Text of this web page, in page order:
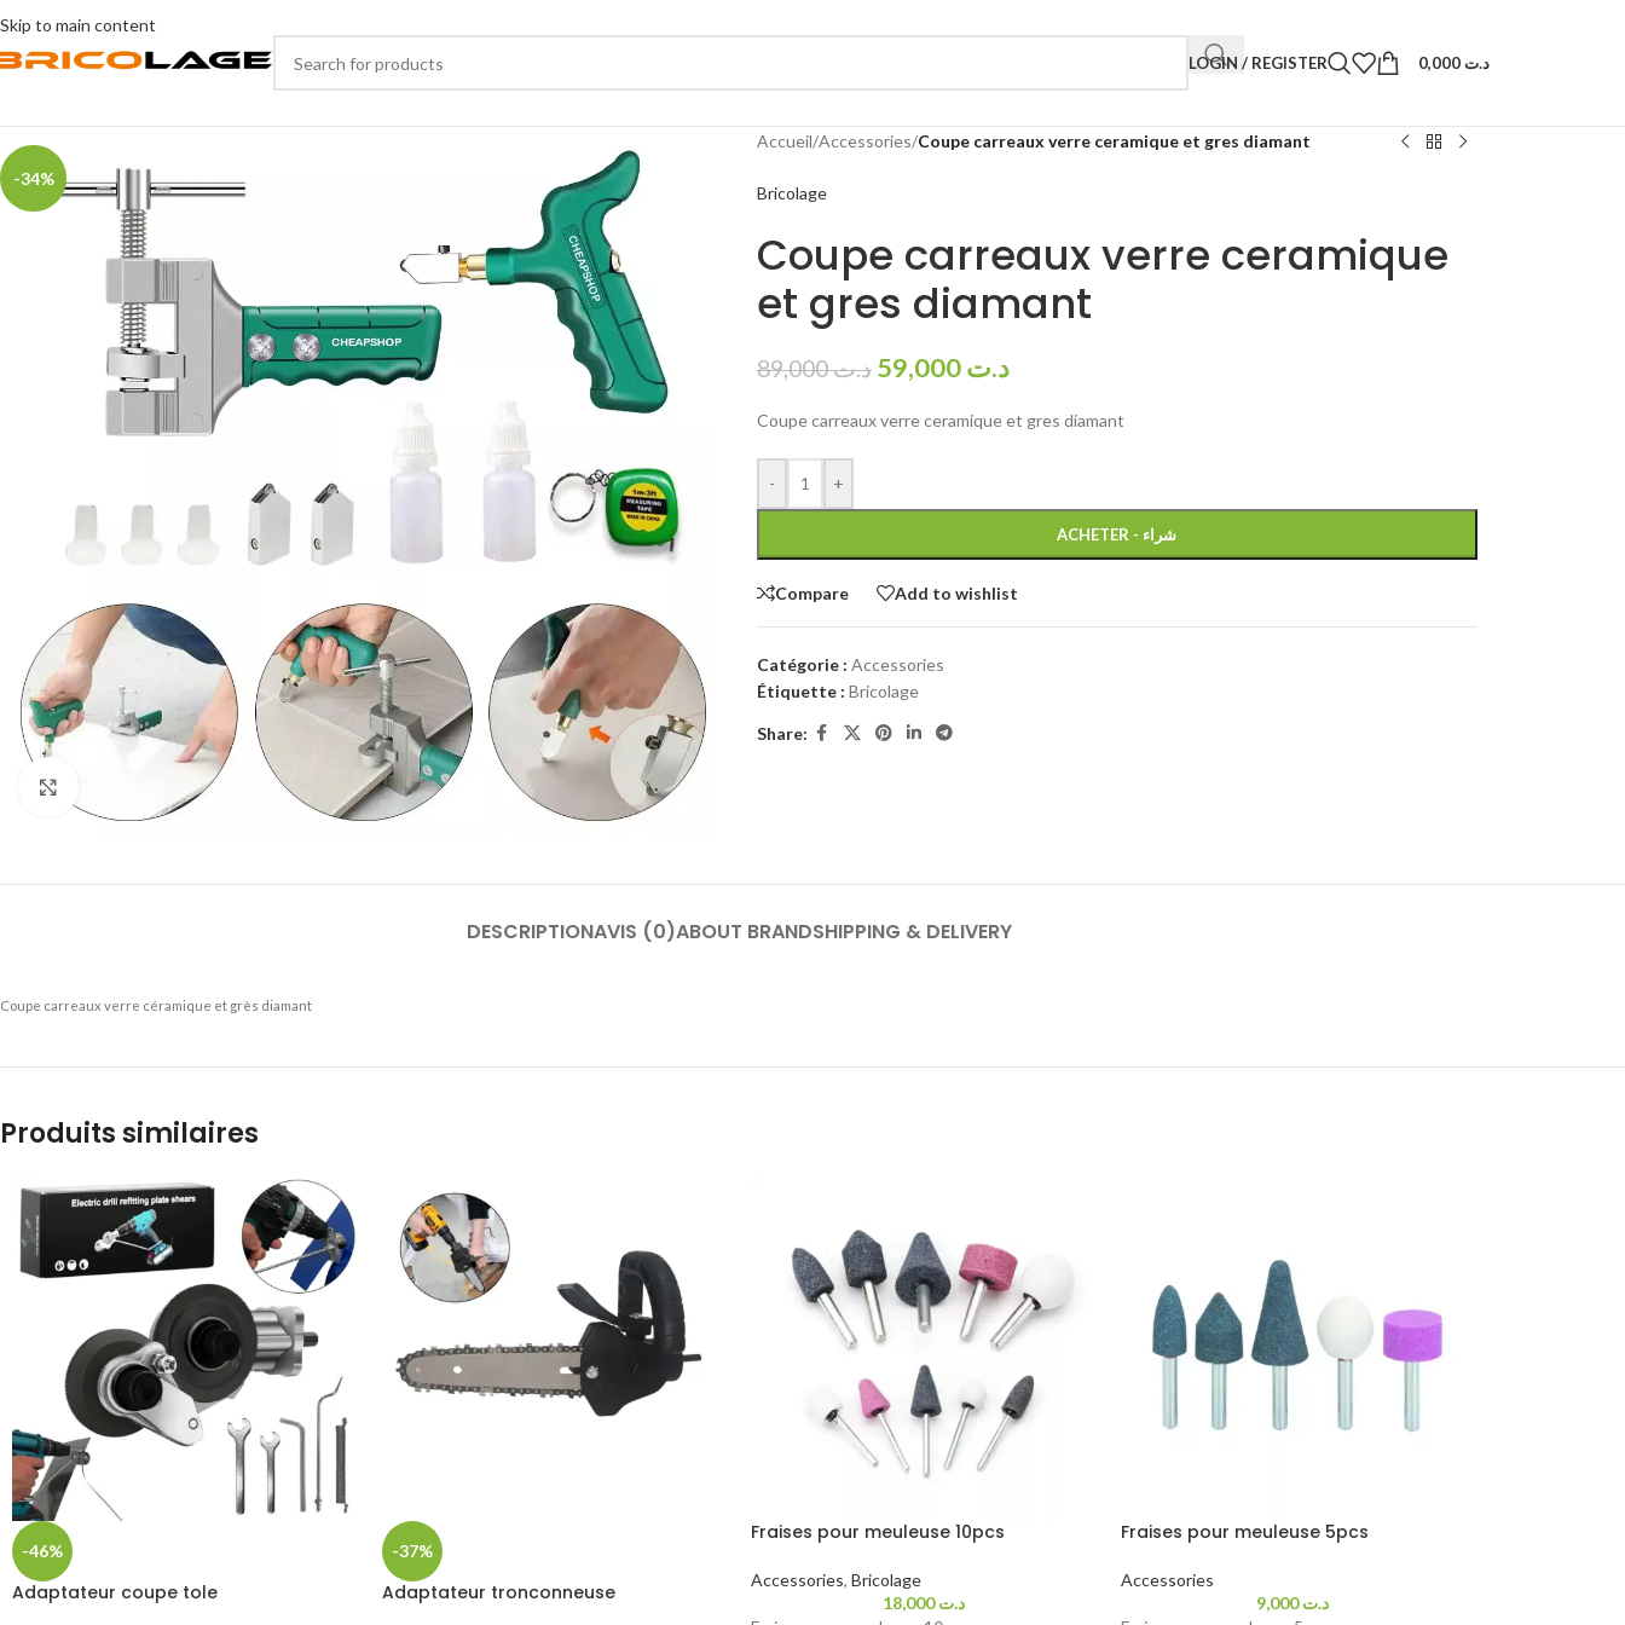
Skip to main content
LOGIN / REGISTER د.ت
-34%
Accueil/Accessories/Coupe carreaux verre ceramique et gres diamant
Bricolage
Coupe carreaux verre ceramique
et gres diamant
د.ت89,000 د.ت59,000
Coupe carreaux verre ceramique et gres diamant
- +
ACHETER - شراء
Compare Add to wishlist
Catégorie : Accessories
Étiquette : Bricolage
Share:
DESCRIPTIONAVIS (0)ABOUT BRANDSHIPPING & DELIVERY
Coupe carreaux verre céramique et grès diamant
Produits similaires
-46%
Adaptateur coupe tole
-37%
Adaptateur tronconneuse
Fraises pour meuleuse 10pcs
Accessories, Bricolage
د.ت18,000
Fraises pour meuleuse 5pcs
Accessories
د.ت9,000